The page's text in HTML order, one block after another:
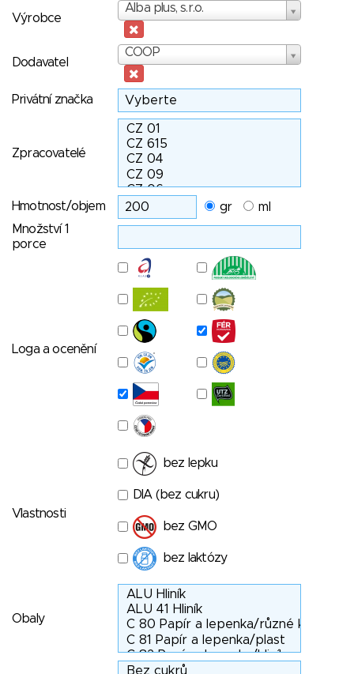
Výrobce
Alba plus, s.r.o.
Výrobce
Dodavatel
COOP
Dodavatel
Privátní značka
Zpracovatelé
Hmotnost/objem gr
ml
Množství 1
porce
Loga a ocenění
Vlastnosti
bez lepku
DIA (bez cukru)
bez GMO
bez laktózy
Obaly